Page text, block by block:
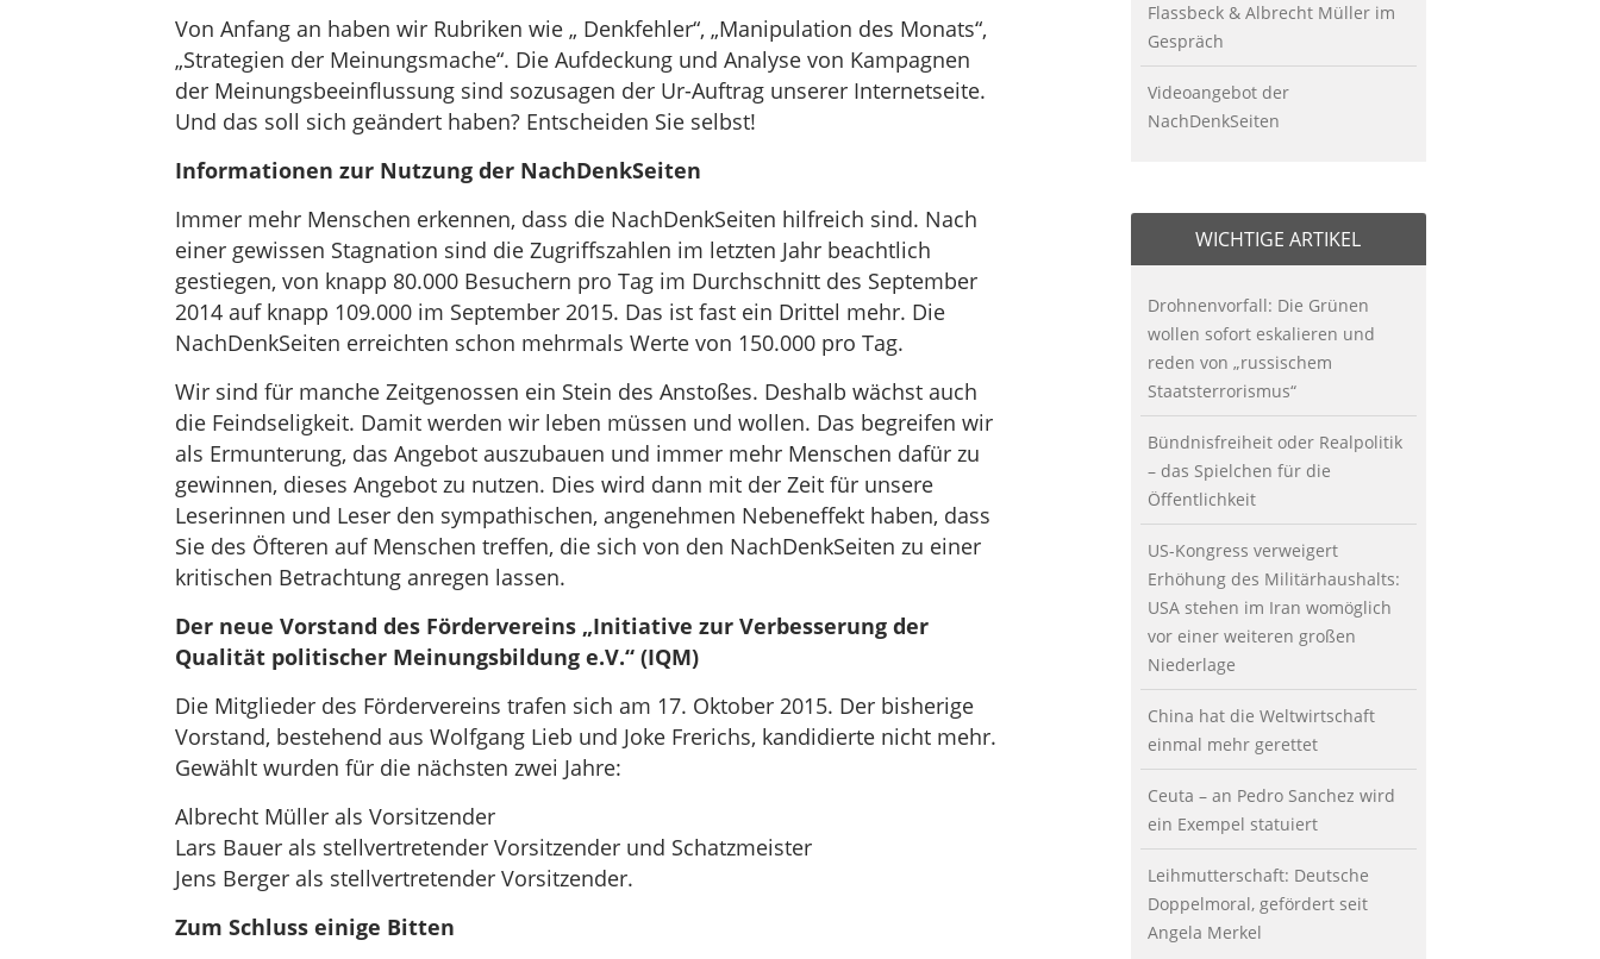
Von Anfang an haben wir Rubriken wie „ Denkfehler“, „Manipulation des Monats“,
„Strategien der Meinungsmache“. Die Aufdeckung und Analyse von Kampagnen
der Meinungsbeeinflussung sind sozusagen der Ur-Auftrag unserer Internetseite.
Und das soll sich geändert haben? Entscheiden Sie selbst!
Informationen zur Nutzung der NachDenkSeiten
Immer mehr Menschen erkennen, dass die NachDenkSeiten hilfreich sind. Nach
einer gewissen Stagnation sind die Zugriffszahlen im letzten Jahr beachtlich
gestiegen, von knapp 80.000 Besuchern pro Tag im Durchschnitt des September
2014 auf knapp 109.000 im September 2015. Das ist fast ein Drittel mehr. Die
NachDenkSeiten erreichten schon mehrmals Werte von 150.000 pro Tag.
Wir sind für manche Zeitgenossen ein Stein des Anstoßes. Deshalb wächst auch
die Feindseligkeit. Damit werden wir leben müssen und wollen. Das begreifen wir
als Ermunterung, das Angebot auszubauen und immer mehr Menschen dafür zu
gewinnen, dieses Angebot zu nutzen. Dies wird dann mit der Zeit für unsere
Leserinnen und Leser den sympathischen, angenehmen Nebeneffekt haben, dass
Sie des Öfteren auf Menschen treffen, die sich von den NachDenkSeiten zu einer
kritischen Betrachtung anregen lassen.
Der neue Vorstand des Fördervereins „Initiative zur Verbesserung der
Qualität politischer Meinungsbildung e.V.“ (IQM)
Die Mitglieder des Fördervereins trafen sich am 17. Oktober 2015. Der bisherige
Vorstand, bestehend aus Wolfgang Lieb und Joke Frerichs, kandidierte nicht mehr.
Gewählt wurden für die nächsten zwei Jahre:
Albrecht Müller als Vorsitzender
Lars Bauer als stellvertretender Vorsitzender und Schatzmeister
Jens Berger als stellvertretender Vorsitzender.
Zum Schluss einige Bitten
Flassbeck & Albrecht Müller im
Gespräch
Videoangebot der
NachDenkSeiten
WICHTIGE ARTIKEL
Drohnenvorfall: Die Grünen
wollen sofort eskalieren und
reden von „russischem
Staatsterrorismus“
Bündnisfreiheit oder Realpolitik
– das Spielchen für die
Öffentlichkeit
US-Kongress verweigert
Erhöhung des Militärhaushalts:
USA stehen im Iran womöglich
vor einer weiteren großen
Niederlage
China hat die Weltwirtschaft
einmal mehr gerettet
Ceuta – an Pedro Sanchez wird
ein Exempel statuiert
Leihmutterschaft: Deutsche
Doppelmoral, gefördert seit
Angela Merkel